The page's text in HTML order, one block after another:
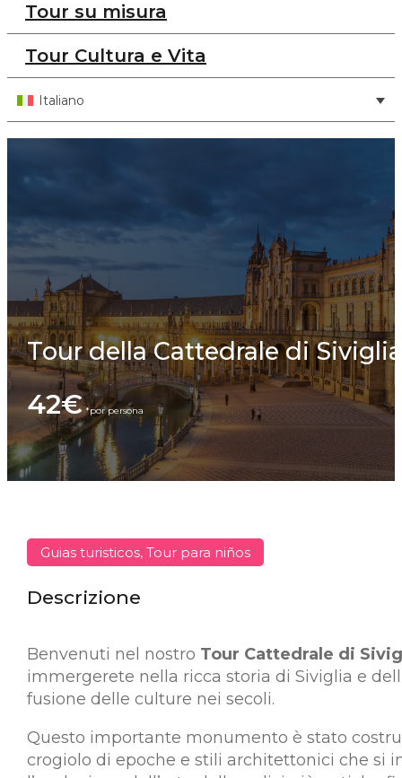
Tour su misura
Tour Cultura e Vita
Italiano
Tour della Cattedrale di Siviglia
42€
Guias turisticos, Tour para niños
Descrizione
Benvenuti nel nostro Tour Cattedrale di
immergerete nella ricca storia di Siviglia e
fusione delle culture nei secoli.
Questo importante monumento è stato
crogiolo di epoche e stili architettonici che si